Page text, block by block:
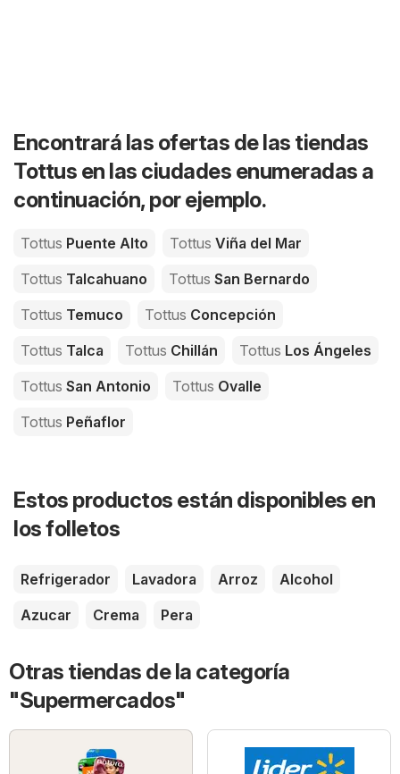
Encontrará las ofertas de las tiendas
Tottus en las ciudades enumeradas a
continuación, por ejemplo.
Tottus Puente Alto Tottus Viña del Mar
Tottus Talcahuano Tottus San Bernardo
Tottus Temuco Tottus Concepción
Tottus Talca Tottus Chillán Tottus Los Ángeles
Tottus San Antonio Tottus Ovalle
Tottus Peñaflor
Estos productos están disponibles en
los folletos
Refrigerador Lavadora Arroz
Alcohol
Azucar
Crema Pera
Otras tiendas de la categoría
"Supermercados"